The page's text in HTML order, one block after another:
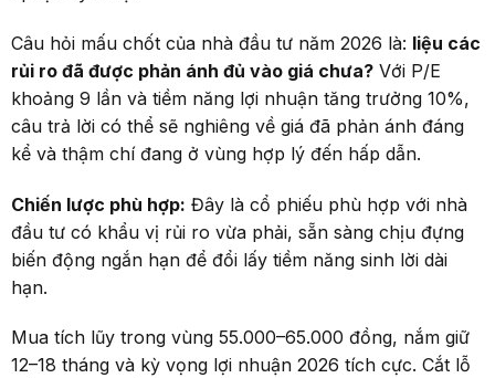
Câu hỏi mấu chốt của nhà đầu tư năm 2026 là: liệu các
rủi ro đã được phản ánh đủ vào giá chưa?Với P/E
khoảng 9 lần và tiềm năng lợi nhuận tăng trưởng 10%,
câu trả lời có thể sẽ nghiêng về giá đã phản ánh đáng
kể và thậm chí đang ở vùng hợp lý đến hấp dẫn.
Chiến lược phù hợp: Đây là cổ phiếu phù hợp với nhà
đầu tư có khẩu vị rủi ro vừa phải, sẵn sàng chịu đựng
biến động ngắn hạn để đổi lấy tiềm năng sinh lời dài
hạn.
Mua tích lũy trong vùng 55.000–65.000 đồng, nắm giữ
12–18 tháng và kỳ vọng lợi nhuận 2026 tích cực. Cắt lỗ